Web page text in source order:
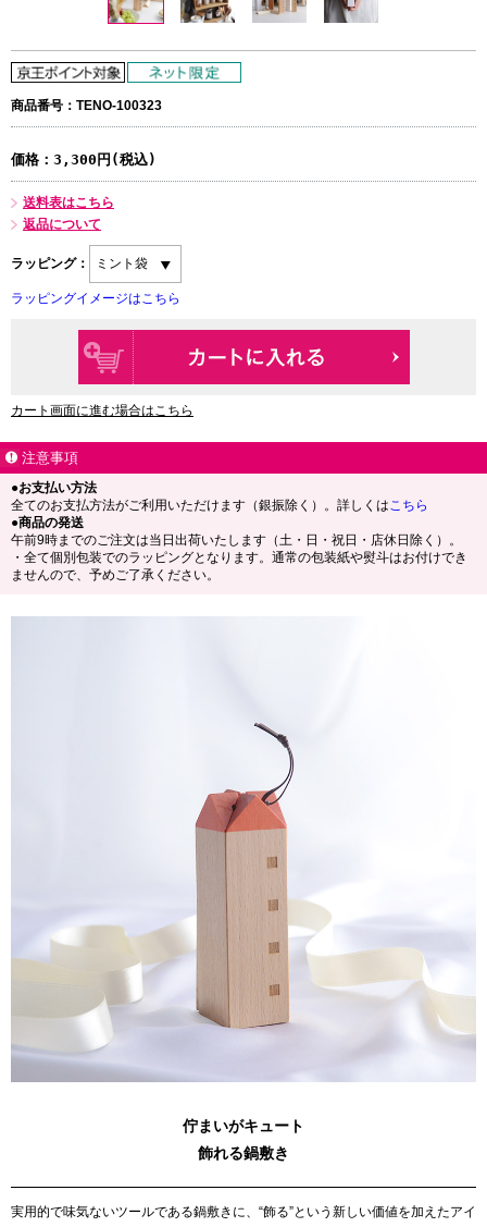
商品番号：TENO-100323
価格： 3,300円(税込)
送料表はこちら
返品について
ラッピング：
ラッピングイメージはこちら
カート画面に進む場合はこちら
注意事項
●お支払い方法
全てのお支払方法がご利用いただけます（銀振除く）。詳しくはこちら
●商品の発送
午前9時までのご注文は当日出荷いたします（土・日・祝日・店休日除く）。
・全て個別包装でのラッピングとなります。通常の包装紙や熨斗はお付けでき
ませんので、予めご了承ください。
佇まいがキュート
飾れる鍋敷き
実用的で味気ないツールである鍋敷きに、“飾る”という新しい価値を加えたアイ